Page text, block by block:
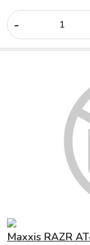
-
Maxxis RAZR